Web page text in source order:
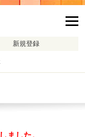
ました。